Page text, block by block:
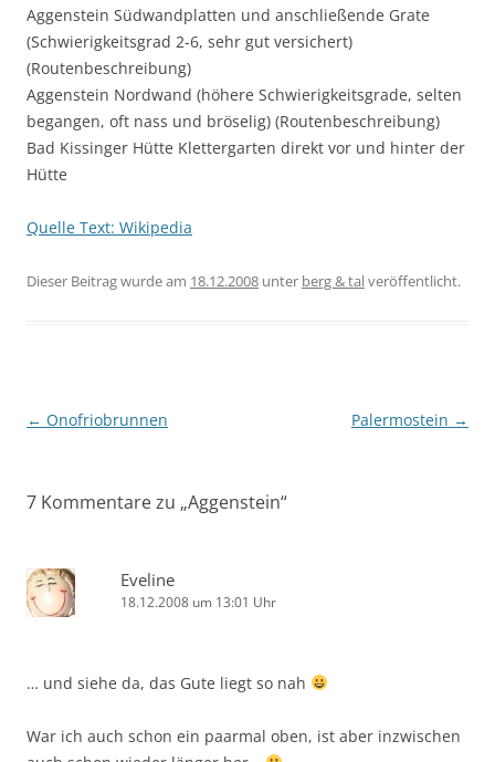
Aggenstein Südwandplatten und anschließende Grate
(Schwierigkeitsgrad 2-6, sehr gut versichert)
(Routenbeschreibung)
Aggenstein Nordwand (höhere Schwierigkeitsgrade, selten
begangen, oft nass und bröselig) (Routenbeschreibung)
Bad Kissinger Hütte Klettergarten direkt vor und hinter der
Hütte
Quelle Text: Wikipedia
Dieser Beitrag wurde am 18.12.2008 unter berg & talveröffentlicht.
Beitragsnavigation
← Onofriobrunnen Palermostein →
7 Kommentare zu „Aggenstein“
Eveline
18.12.2008 um 13:01 Uhr
… und siehe da, das Gute liegt so nah
War ich auch schon ein paarmal oben, ist aber inzwischen